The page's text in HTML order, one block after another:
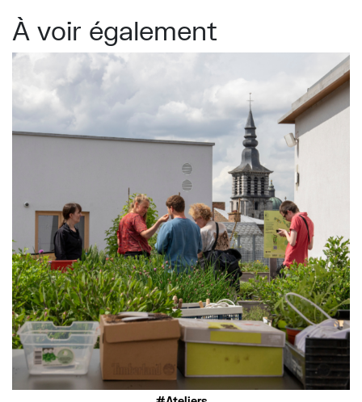
À voir également